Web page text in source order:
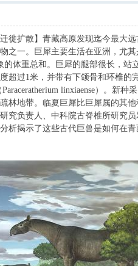
徙扩散】青藏高原发现迄今最大
之一。巨犀主要生活在亚洲，尤
体重总和。巨犀的腿部很长，
过1米，并带有下颌骨和环椎的
linxiaense）。新
林地带。临夏巨犀比巨犀属的其
究负责人、中科院古脊椎所研究
析揭示了这些古代巨兽是如何在